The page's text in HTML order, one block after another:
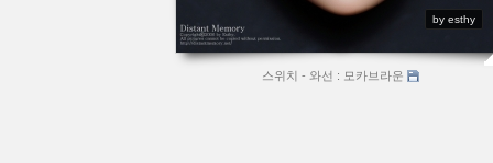
by esthy
스위치 - 와선 : 모카브라운